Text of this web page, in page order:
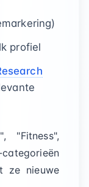
profiel
"Fitness",
ze nieuwe